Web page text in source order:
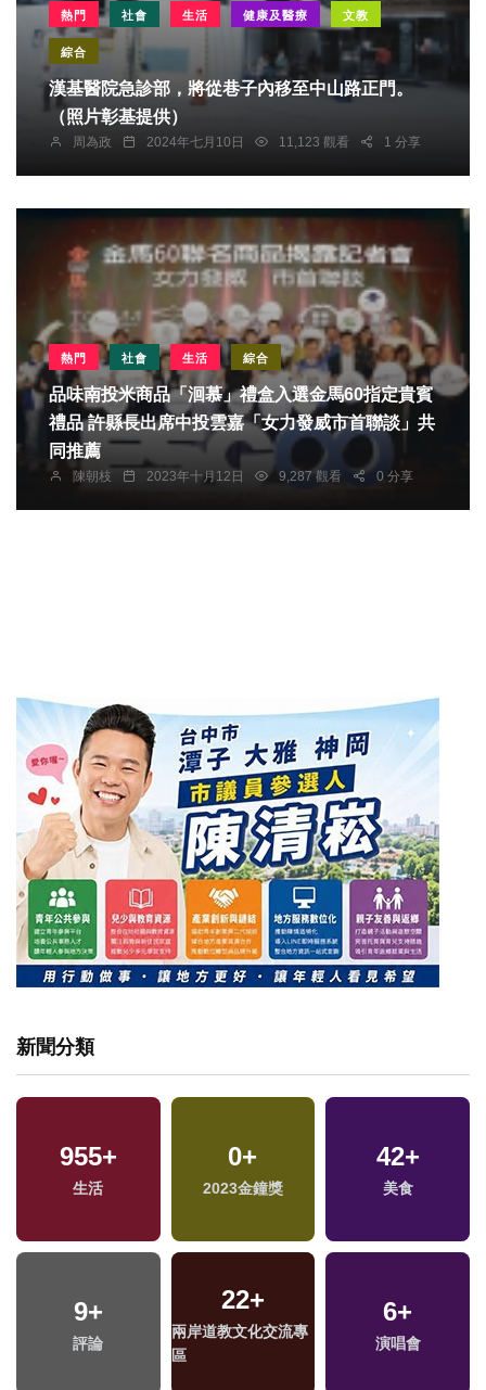
熱門 社會 生活 健康及醫療 文教
綜合
漢基醫院急診部，將從巷子內移至中山路正門。
（照片彰基提供）
周為政 2024年七月10日 11,123 觀看 1 分享
熱門 社會 生活 綜合
品味南投米商品「洄慕」禮盒入選金馬60指定貴賓
禮品 許縣長出席中投雲嘉「女力發威市首聯談」共
同推薦
陳朝枝 2023年十月12日 9,287 觀看 0 分享
新聞分類
955+
生活
0+
2023金鐘獎
42+
美食
9+
評論
22+
兩岸道教文化交流專
區
6+
演唱會
8+
2024總統大選
39+
影視
148+
藝文
1 + 39+
兩岸
236
旅遊